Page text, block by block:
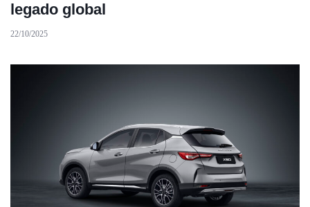
legado global
22/10/2025